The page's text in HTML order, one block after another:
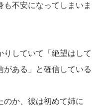
不安になってしまいま
りしていて「絶望はして
がある」と確信している
のか、彼は初めて姉に